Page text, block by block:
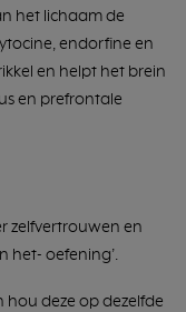
het lichaam de
endorfine en
en helpt het brein
en prefrontale
zelfvertrouwen en
het- oefening’.
hou deze op dezelfde